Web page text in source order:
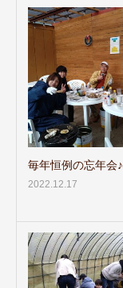
毎年恒例の忘年会♪
2022.12.17